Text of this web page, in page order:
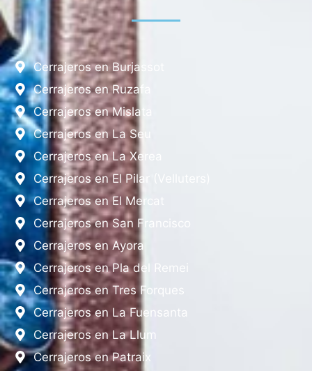
Cerrajeros en Burjassot
Cerrajeros en Ruzafa
Cerrajeros en Mislata
Cerrajeros en La Seu
Cerrajeros en La Xerea
Cerrajeros en El Pilar (Velluters)
Cerrajeros en El Mercat
Cerrajeros en San Francisco
Cerrajeros en Ayora
Cerrajeros en Pla del Remei
Cerrajeros en Tres Forques
Cerrajeros en La Fuensanta
Cerrajeros en La Llum
Cerrajeros en Patraix